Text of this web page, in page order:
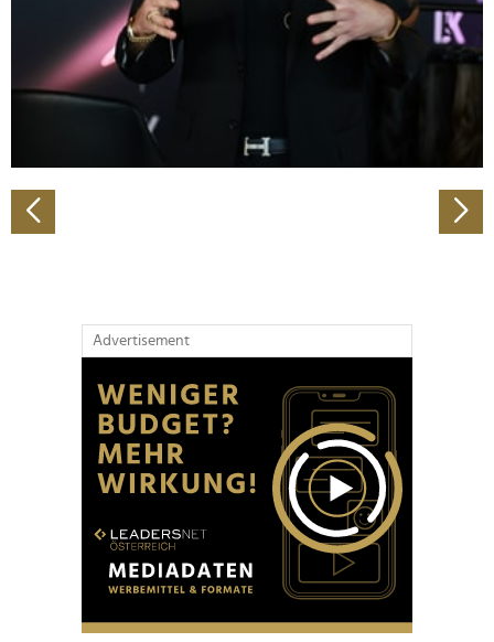
personalisieren, Funktionen für soziale Medien anbieten
zu können und die Zugriffe auf unsere Website zu
analysieren. Außerdem geben wir Informationen zu Ihrer
Verwendung unserer Website an unsere Partner für
soziale Medien, Werbung und Analysen weiter. Unsere
Partner führen diese Informationen möglicherweise mit
haben oder die sie im Rahmen Ihrer Nutzung der Dienste
gesammelt haben.
Advertisement